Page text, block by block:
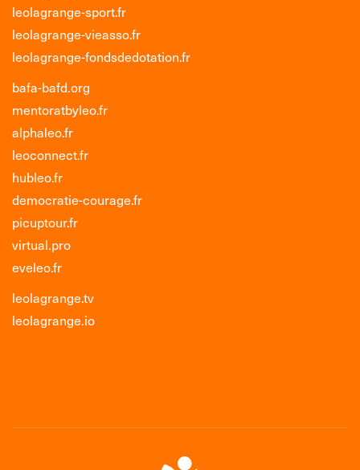
leolagrange-sport.fr
leolagrange-vieasso.fr
leolagrange-fondsdedotation.fr
bafa-bafd.org
mentoratbyleo.fr
alphaleo.fr
leoconnect.fr
hubleo.fr
democratie-courage.fr
picuptour.fr
virtual.pro
eveleo.fr
leolagrange.tv
leolagrange.io